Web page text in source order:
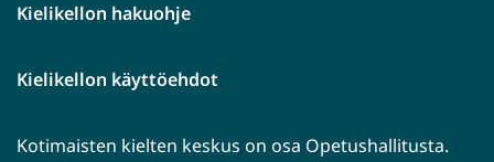
Kielikellon hakuohje
Kielikellon käyttöehdot
Kotimaisten kielten keskus on osa Opetushallitusta.